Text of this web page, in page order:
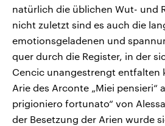
natürlich die üblichen Wut- und
nicht zuletzt sind es auch die
emotionsgeladenen und
quer durch die Register, in der
Cencic unangestrengt entfalten
Arie des Arconte „Miei pensieri“
prigioniero fortunato“ von
der Besetzung der Arien wurde